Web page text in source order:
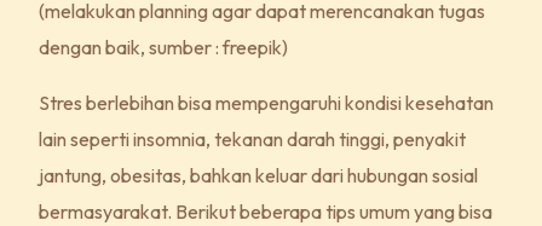
(melakukan planning agar dapat merencanakan tugas
dengan baik, sumber : freepik)
Stres berlebihan bisa mempengaruhi kondisi kesehatan
lain seperti insomnia, tekanan darah tinggi, penyakit
jantung, obesitas, bahkan keluar dari hubungan sosial
bermasyarakat. Berikut beberapa tips umum yang bisa